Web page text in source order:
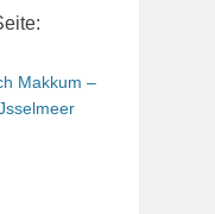
Makkum –